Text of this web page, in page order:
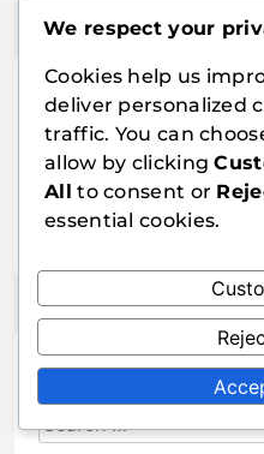
Κατηγορίες
Σχήματα Λαβής Πινγκ
Τύποι Λεπίδων Πινγκ
Αναζήτηση
We respect your
Cookies help us
deliver personalized
traffic. You can
allow by clicking
All to consent or
essential cookies.